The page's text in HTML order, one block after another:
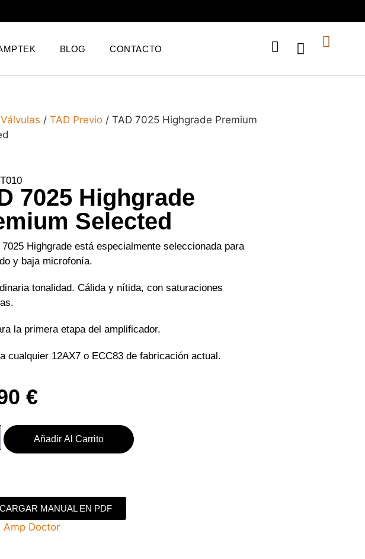
BLOG CONTACTO
Válvulas / TAD Previo / TAD 7025 Highgrade Premium
7025 Highgrade
Selected
7025 Highgrade está especialmente seleccionada para
y baja microfonía.
tonalidad. Cálida y nítida, con saturaciones
la primera etapa del amplificador.
cualquier 12AX7 o ECC83 de fabricación actual.
€
Añadir Al Carrito
MANUAL EN PDF